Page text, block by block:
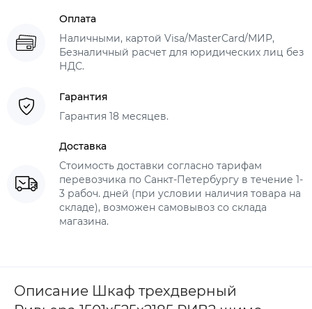
Оплата
Наличными, картой Visa/MasterCard/МИР,
Безналичный расчет для юридических лиц без
НДС.
Гарантия
Гарантия 18 месяцев.
Доставка
Стоимость доставки согласно тарифам
перевозчика по Санкт-Петербургу в течение 1-
3 рабоч. дней (при условии наличия товара на
складе), возможен самовывоз со склада
магазина.
Описание Шкаф трехдверный